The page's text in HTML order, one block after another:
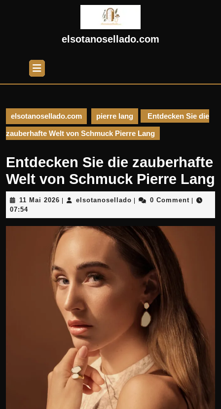
elsotanosellado.com
Open
Button
elsotanosellado.com pierre lang Entdecken Sie die
zauberhafte Welt von Schmuck Pierre Lang
Entdecken Sie die zauberhafte
Welt von Schmuck Pierre Lang
11 Mai 2026 11
2026
| elsotanosellado elsotanosellado
| 0 Comment |
07:54